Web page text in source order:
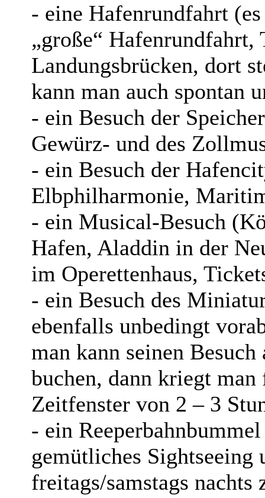
- eine Hafenrundfahrt
„große“ Hafenrundfahrt,
Landungsbrücken, dort
kann man auch spontan
- ein Besuch der
Gewürz- und des
- ein Besuch der
Elbphilharmonie,
- ein Musical-Besuch
Hafen, Aladdin in der
im Operettenhaus,
- ein Besuch des
ebenfalls unbedingt
man kann seinen
buchen, dann kriegt
Zeitfenster von 2 – 3
- ein
gemütliches Sightseeing
freitags/samstags nachts